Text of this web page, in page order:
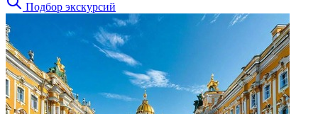
Подбор экскурсий